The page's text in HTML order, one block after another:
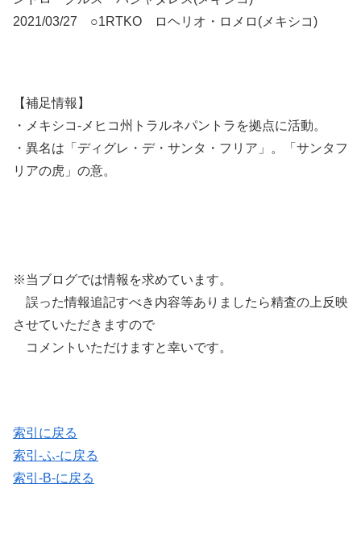
2021/03/27 ○1RTKO ロヘリオ・ロメロ(メキシコ)
【補足情報】
・メキシコ-メヒコ州トラルネパントラを拠点に活動。
・異名は「ディグレ・デ・サンタ・フリア」。「サンタフ
リアの虎」の意。
※当ブログでは情報を求めています。
誤った情報追記すべき内容等ありましたら精査の上反映
させていただきますので
コメントいただけますと幸いです。
索引に戻る
索引-ふ-に戻る
索引-B-に戻る